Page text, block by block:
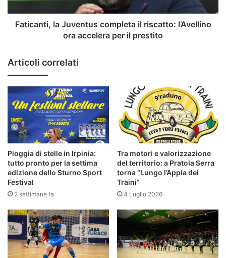
accelera
perFaticanti, la Juventus completa il riscatto: l’Avellino
ora accelera per il prestito
Articoli correlati
Pioggia di stelle in Irpinia:
tutto pronto per la settima
edizione dello Sturno Sport
Festival
2 settimane fa
Tra motori e valorizzazione
del territorio: a Pratola Serra
torna “Lungo l’Appia dei
Traini”
4 Luglio 2026